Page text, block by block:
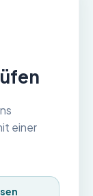
einer